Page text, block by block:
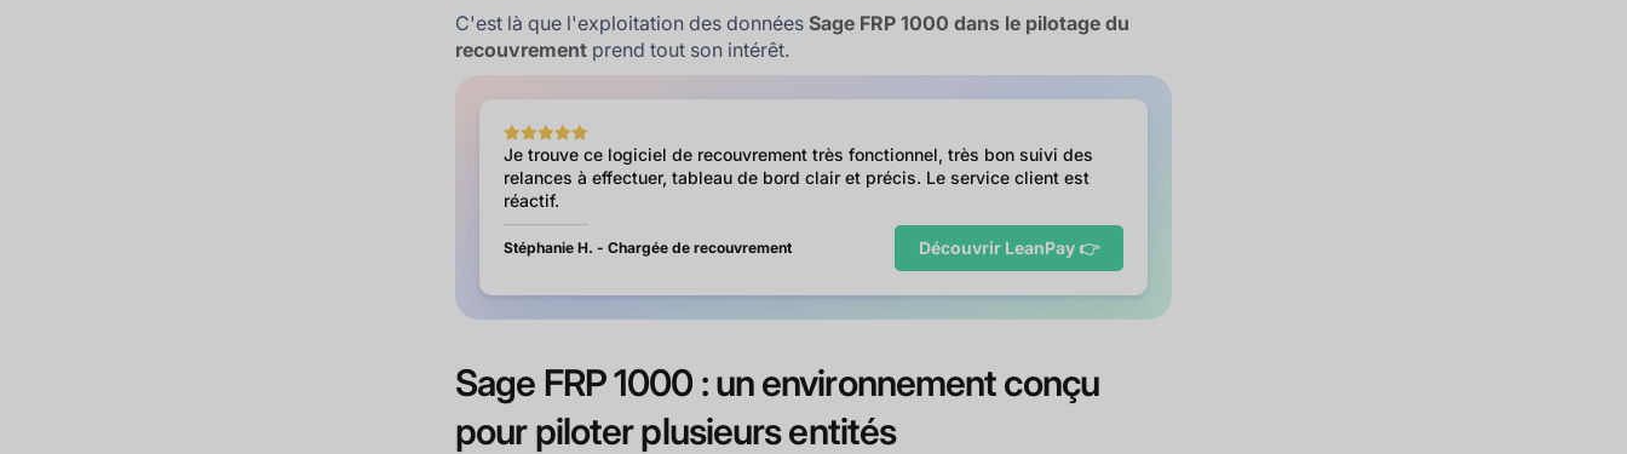
C'est là que l'exploitation des donnéesSage FRP 1000 dans le pilotage du
recouvrement prend tout son intérêt.
Je trouve ce logiciel de recouvrement très fonctionnel, très bon suivi des
relances à effectuer, tableau de bord clair et précis. Le service client est
réactif.
Stéphanie H. - Chargée de recouvrement Découvrir LeanPay 👉
Sage FRP 1000 : un environnement conçu
pour piloter plusieurs entités